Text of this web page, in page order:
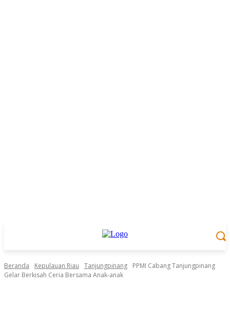
Beranda Kepulauan Riau Tanjungpinang
PPMI Cabang Tanjungpinang
Gelar Berkisah Ceria Bersama Anak-anak